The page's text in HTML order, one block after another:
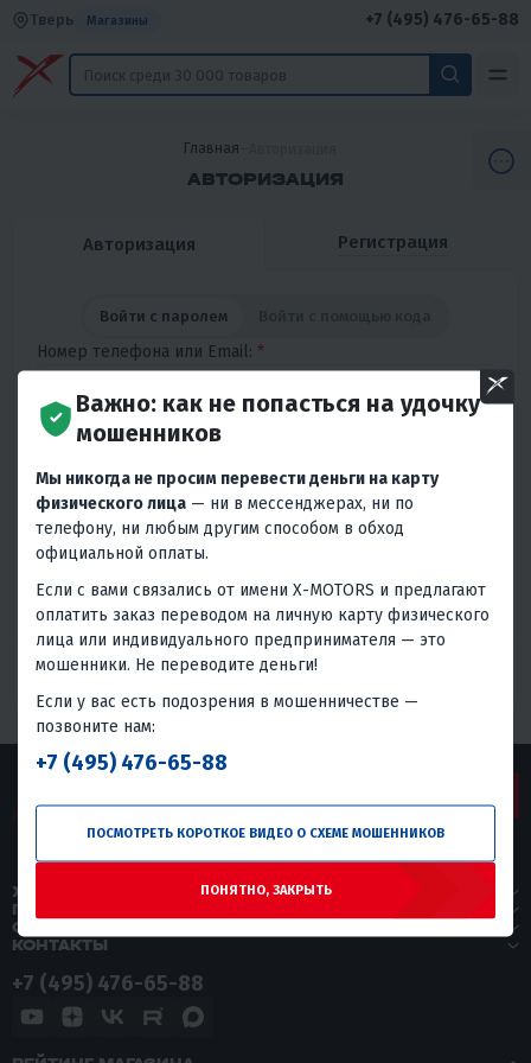
Тверь Магазины +7 (495) 476-65-88
Главная
АВТОРИЗАЦИЯ
Авторизация Регистрация
Войти с паролем
Номер телефона или Email: *
Пароль: *
Запомнить меня на этом компьютере
Забыли пароль?
АВТОРИЗОВАТЬСЯ
Вход через соцсети:
X-MOTORS
ПОКУПАТЕЛЯМ
СЕРВИС
КОНТАКТЫ
+7 (495) 476-65-88
Важно: как не попасться на удочку
мошенников
Мы никогда не просим перевести деньги на карту
физического лица — ни в мессенджерах, ни по
телефону, ни любым другим способом в обход
официальной оплаты.
Если с вами связались от имени X-MOTORS и предлагают
оплатить заказ переводом на личную карту физического
лица или индивидуального предпринимателя — это
мошенники. Не переводите деньги!
Если у вас есть подозрения в мошенничестве —
позвоните нам:
+7 (495) 476-65-88
ПОСМОТРЕТЬ КОРОТКОЕ ВИДЕО О СХЕМЕ МОШЕННИКОВ
ПОНЯТНО, ЗАКРЫТЬ